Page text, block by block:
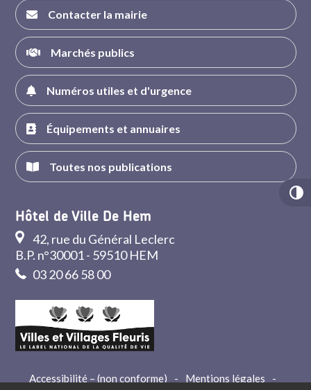
Contacter la mairie
Marchés publics
Numéros utiles et d'urgence
Équipements et annuaires
Toutes nos publications
Hôtel de Ville De Hem
42, rue du Général Leclerc
B.P. n°30001 - 59510 HEM
03 20 66 58 00
Accessibilité – (non conforme) - Mentions légales
-